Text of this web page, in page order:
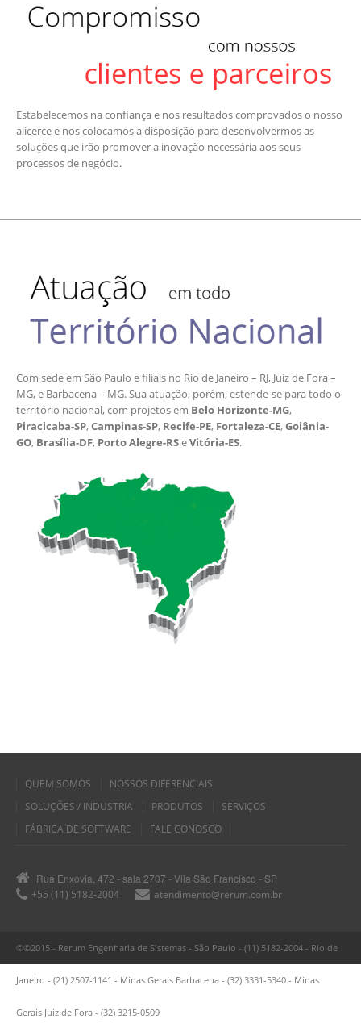
Estabelecemos na confiança e nos resultados comprovados o nosso
alicerce e nos colocamos à disposição para desenvolvermos as
soluções que irão promover a inovação necessária aos seus
processos de negócio.
Com sede em São Paulo e filiais no Rio de Janeiro – RJ, Juiz de Fora –
MG, e Barbacena – MG. Sua atuação, porém, estende-se para todo o
território nacional, com projetos em Belo Horizonte-MG,
Piracicaba-SP,Campinas-SP, Recife-PE, Fortaleza-CE,Goiânia-
GO, Brasília-DF, Porto Alegre-RSeVitória-ES.
QUEM SOMOS
NOSSOS DIFERENCIAIS
SOLUÇÕES / INDUSTRIA
PRODUTOS
SERVIÇOS
FÁBRICA DE SOFTWARE
FALE CONOSCO
Rua Enxovia, 472 - sala 2707 - Vila São Francisco - SP
+55 (11) 5182-2004
atendimento@rerum.com.br
©©2015 - Rerum Engenharia de Sistemas - São Paulo - (11) 5182-2004 - Rio de
Janeiro - (21) 2507-1141 - Minas Gerais Barbacena - (32) 3331-5340 - Minas
Gerais Juiz de Fora - (32) 3215-0509